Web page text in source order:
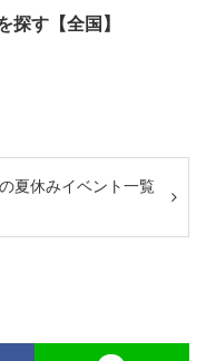
探す【全国】
の夏休みイベント一覧